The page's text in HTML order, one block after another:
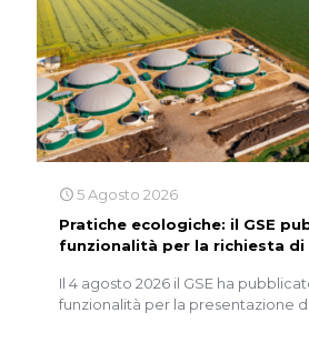
5 Agosto 2026
Pratiche ecologiche: il GSE
funzionalità per la richiesta di
Il 4 agosto 2026 il GSE ha
funzionalità per la presentazione